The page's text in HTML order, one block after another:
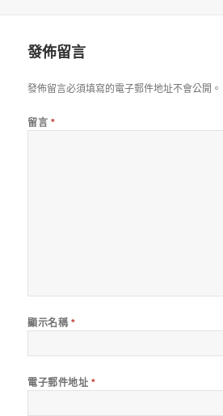
發佈留言
發佈留言必須填寫的電子郵件地址不會公開。
留言 *
顯示名稱 *
電子郵件地址 *